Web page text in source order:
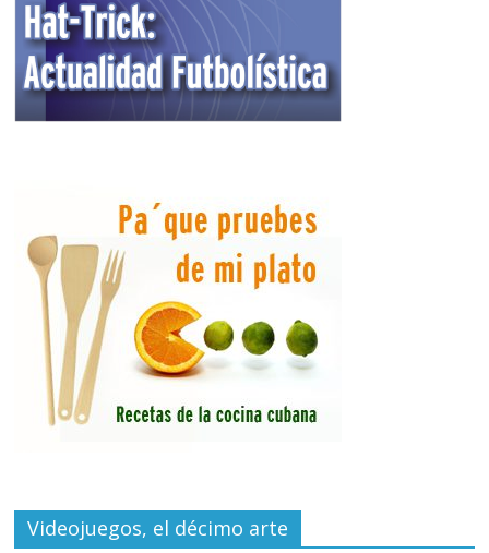
Videojuegos, el décimo arte